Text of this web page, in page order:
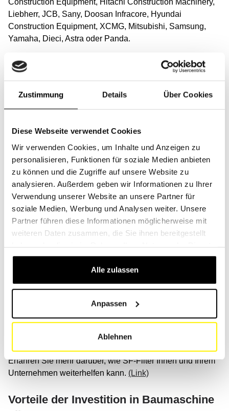
Zustimmung Details Über Cookies
Diese Webseite verwendet Cookies
Wir verwenden Cookies, um Inhalte und Anzeigen zu
personalisieren, Funktionen für soziale Medien anbieten
zu können und die Zugriffe auf unsere Website zu
analysieren. Außerdem geben wir Informationen zu Ihrer
Verwendung unserer Website an unsere Partner für
soziale Medien, Werbung und Analysen weiter. Unsere
Partner führen diese Informationen möglicherweise mit
weiteren Daten zusammen, die Sie ihnen bereitgestellt
gesammelt haben.
Alle zulassen
Anpassen
Ablehnen
Construction Equipment, Hitachi Construction Machinery,
Liebherr, JCB, Sany, Doosan Infracore, Hyundai
Construction Equipment, XCMG, Mitsubishi, Samsung,
Yamaha, Dieci, Astra oder Panda.
Egal, ob Originalfilter des Herstellers oder universelle SF-
Filter in höchster Qualität – wir haben den richtigen Filter
Suchen Sie Filter anhand des Codes: Wir verfügen über
Sie alle benötigten Filter finden.(Link)
Filtersysteme für alle Anwendungen
Unabhängig von Ihrer spezifischen Branchen im
Baugewerbe, sei es im Transport und der Logistik, in der
Energiewirtschaft, der Infrastruktur, der Landwirtschaft, der
Forstwirtschaft, dem Bergbau oder dem Bauwesen – wir
verstehen Ihre Anforderungen genau.
sicher, dass Ihre Maschinen zuverlässig und leistungsstark
sind, was entscheidend ist, um spezifische Aufgaben in
Ihrem Sektor zu bewältigen. Dazu gehören unter Hochbau,
Transportwesen, Energiewirtschaft, Antriebstechnik oder
Erfahren Sie mehr darüber, wie SF-Filter Ihnen und Ihrem
Unternehmen weiterhelfen kann. (Link)
Vorteile der Investition in Baumaschine